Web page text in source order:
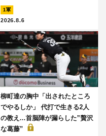
1軍
2026.8.6
柳町達の胸中「出されたところ
でやるしか」 代打で生きる2人
の教え...首脳陣が漏らした”贅沢
な葛藤”